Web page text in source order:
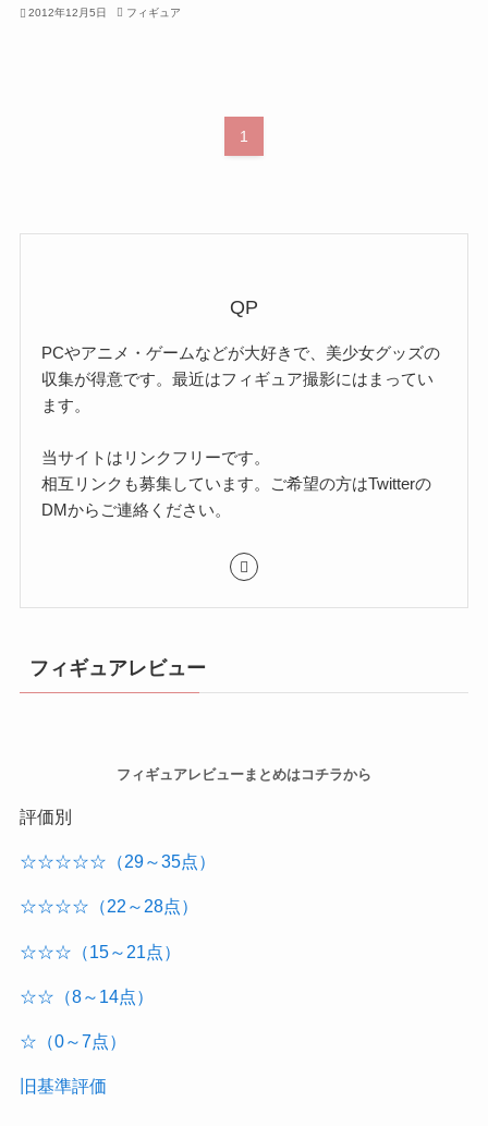
2012年12月5日 フィギュア
1
QP
PCやアニメ・ゲームなどが大好きで、美少女グッズの
収集が得意です。最近はフィギュア撮影にはまってい
ます。
当サイトはリンクフリーです。
相互リンクも募集しています。ご希望の方はTwitterの
DMからご連絡ください。
フィギュアレビュー
フィギュアレビューまとめはコチラから
評価別
☆☆☆☆☆（29～35点）
☆☆☆☆（22～28点）
☆☆☆（15～21点）
☆☆（8～14点）
☆（0～7点）
旧基準評価